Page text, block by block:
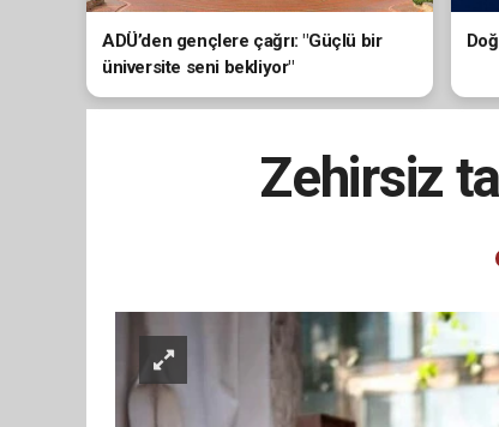
ADÜ’den gençlere çağrı: "Güçlü bir
üniversite seni bekliyor"
Zehirsiz